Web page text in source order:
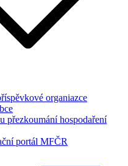
organiazce
přezkoumání hospodaření
portál MFČR